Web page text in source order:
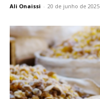
Ali Onaissi - 20 de junho de 2025